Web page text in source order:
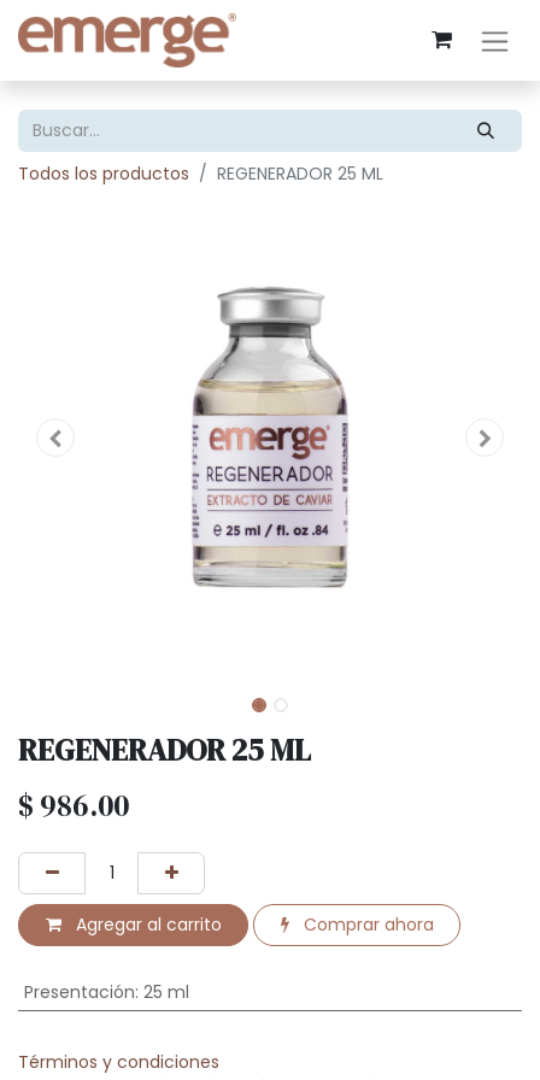
Todos los productos REGENERADOR 25 ML
REGENERADOR 25 ML
$ 986.00
Agregar al carrito Comprar ahora
Presentación: 25 ml
Términos y condiciones